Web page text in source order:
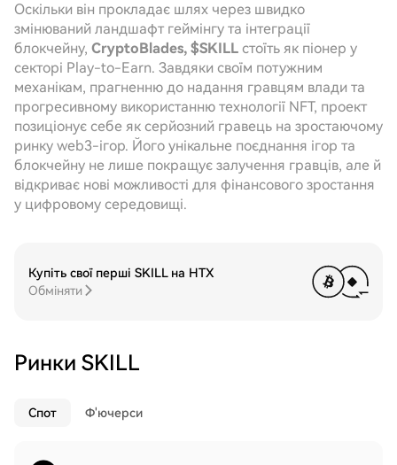
Оскільки він прокладає шлях через швидко
змінюваний ландшафт геймінгу та інтеграції
блокчейну, CryptoBlades, $SKILL стоїть як піонер у
секторі Play-to-Earn. Завдяки своїм потужним
механікам, прагненню до надання гравцям влади та
прогресивному використанню технології NFT, проект
позиціонує себе як серйозний гравець на зростаючому
ринку web3-ігор. Його унікальне поєднання ігор та
блокчейну не лише покращує залучення гравців, але й
відкриває нові можливості для фінансового зростання
у цифровому середовищі.
Купіть свої перші SKILL на HTX
Обміняти
Ринки SKILL
Спот Ф'ючерси